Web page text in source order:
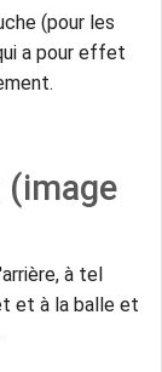
(pour les
a pour effet
(image
à tel
et à la balle et